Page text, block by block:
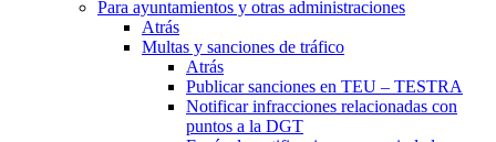
Para ayuntamientos y otras administraciones
Atrás
Multas y sanciones de tráfico
Atrás
Publicar sanciones en TEU – TESTRA
Notificar infracciones relacionadas con
puntos a la DGT